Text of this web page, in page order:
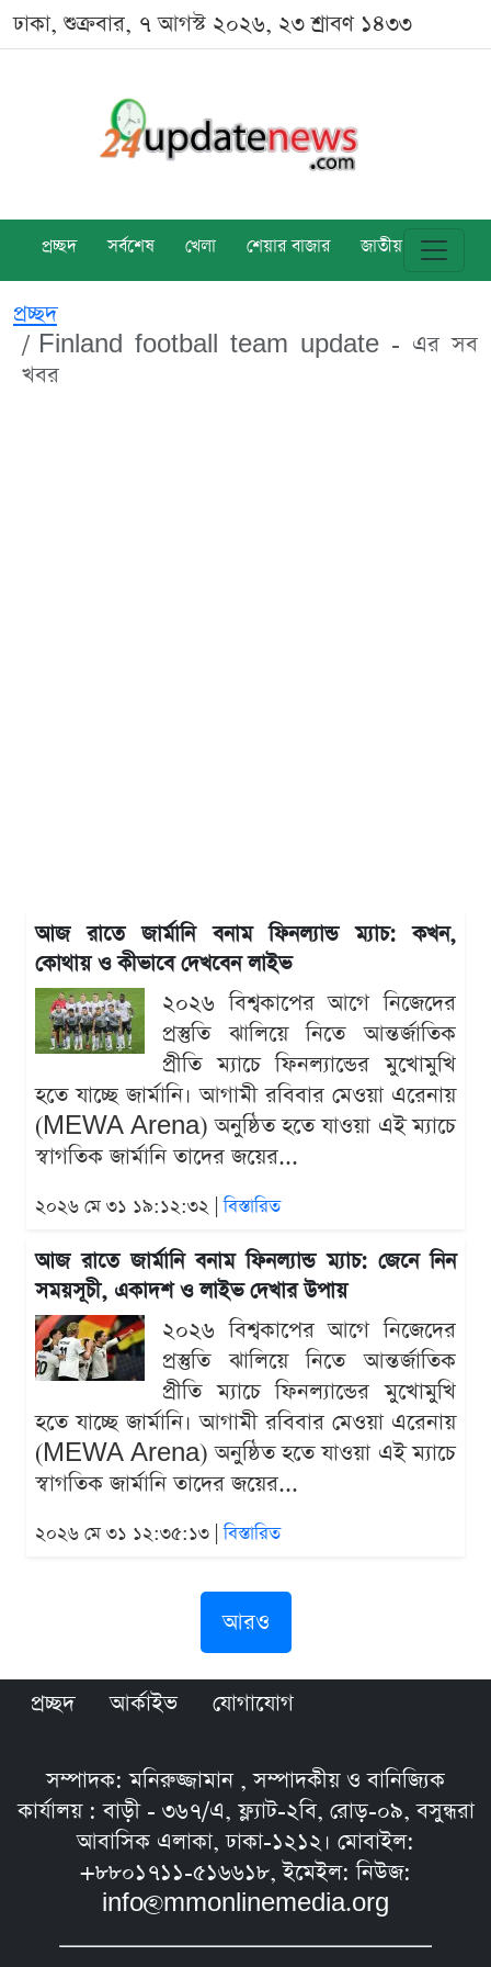
ঢাকা, শুক্রবার, ৭ আগস্ট ২০২৬, ২৩ শ্রাবণ ১৪৩৩
প্রচ্ছদ সর্বশেষ খেলা শেয়ার বাজার জাতীয় বিশ্ব
প্রচ্ছদ
Finland football team update - এর সব
খবর
আজ রাতে জার্মানি বনাম ফিনল্যান্ড ম্যাচ: কখন,
কোথায় ও কীভাবে দেখবেন লাইভ
২০২৬ বিশ্বকাপের আগে নিজেদের
প্রস্তুতি ঝালিয়ে নিতে আন্তর্জাতিক
প্রীতি ম্যাচে ফিনল্যান্ডের মুখোমুখি
হতে যাচ্ছে জার্মানি। আগামী রবিবার মেওয়া এরেনায়
(MEWA Arena) অনুষ্ঠিত হতে যাওয়া এই ম্যাচে
স্বাগতিক জার্মানি তাদের জয়ের...
২০২৬ মে ৩১ ১৯:১২:৩২ |বিস্তারিত
আজ রাতে জার্মানি বনাম ফিনল্যান্ড ম্যাচ: জেনে নিন
সময়সূচী, একাদশ ও লাইভ দেখার উপায়
২০২৬ বিশ্বকাপের আগে নিজেদের
প্রস্তুতি ঝালিয়ে নিতে আন্তর্জাতিক
প্রীতি ম্যাচে ফিনল্যান্ডের মুখোমুখি
হতে যাচ্ছে জার্মানি। আগামী রবিবার মেওয়া এরেনায়
(MEWA Arena) অনুষ্ঠিত হতে যাওয়া এই ম্যাচে
স্বাগতিক জার্মানি তাদের জয়ের...
২০২৬ মে ৩১ ১২:৩৫:১৩ |বিস্তারিত
আরও
প্রচ্ছদ আর্কাইভ যোগাযোগ
সম্পাদক: মনিরুজ্জামান , সম্পাদকীয় ও বানিজ্যিক
কার্যালয় : বাড়ী - ৩৬৭/এ, ফ্ল্যাট-২বি, রোড়-০৯, বসুন্ধরা
আবাসিক এলাকা, ঢাকা-১২১২। মোবাইল:
+৮৮০১৭১১-৫১৬৬১৮, ইমেইল: নিউজ:
info@mmonlinemedia.org